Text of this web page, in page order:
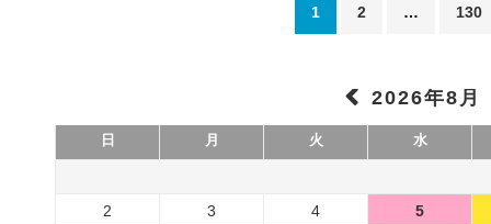
1 2 … 130
2026年8月
日 月 火 水
2 3 4
5